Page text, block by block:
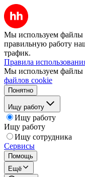
Мы используем файлы
правильную работу
трафик.
Правила
Мы используем файлы
файлов cookie
Понятно
Ищу работу
Ищу работу
Ищу работу
Ищу сотрудника
Сервисы
Помощь
Ещё